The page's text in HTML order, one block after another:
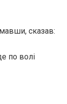
сказав:
по волі